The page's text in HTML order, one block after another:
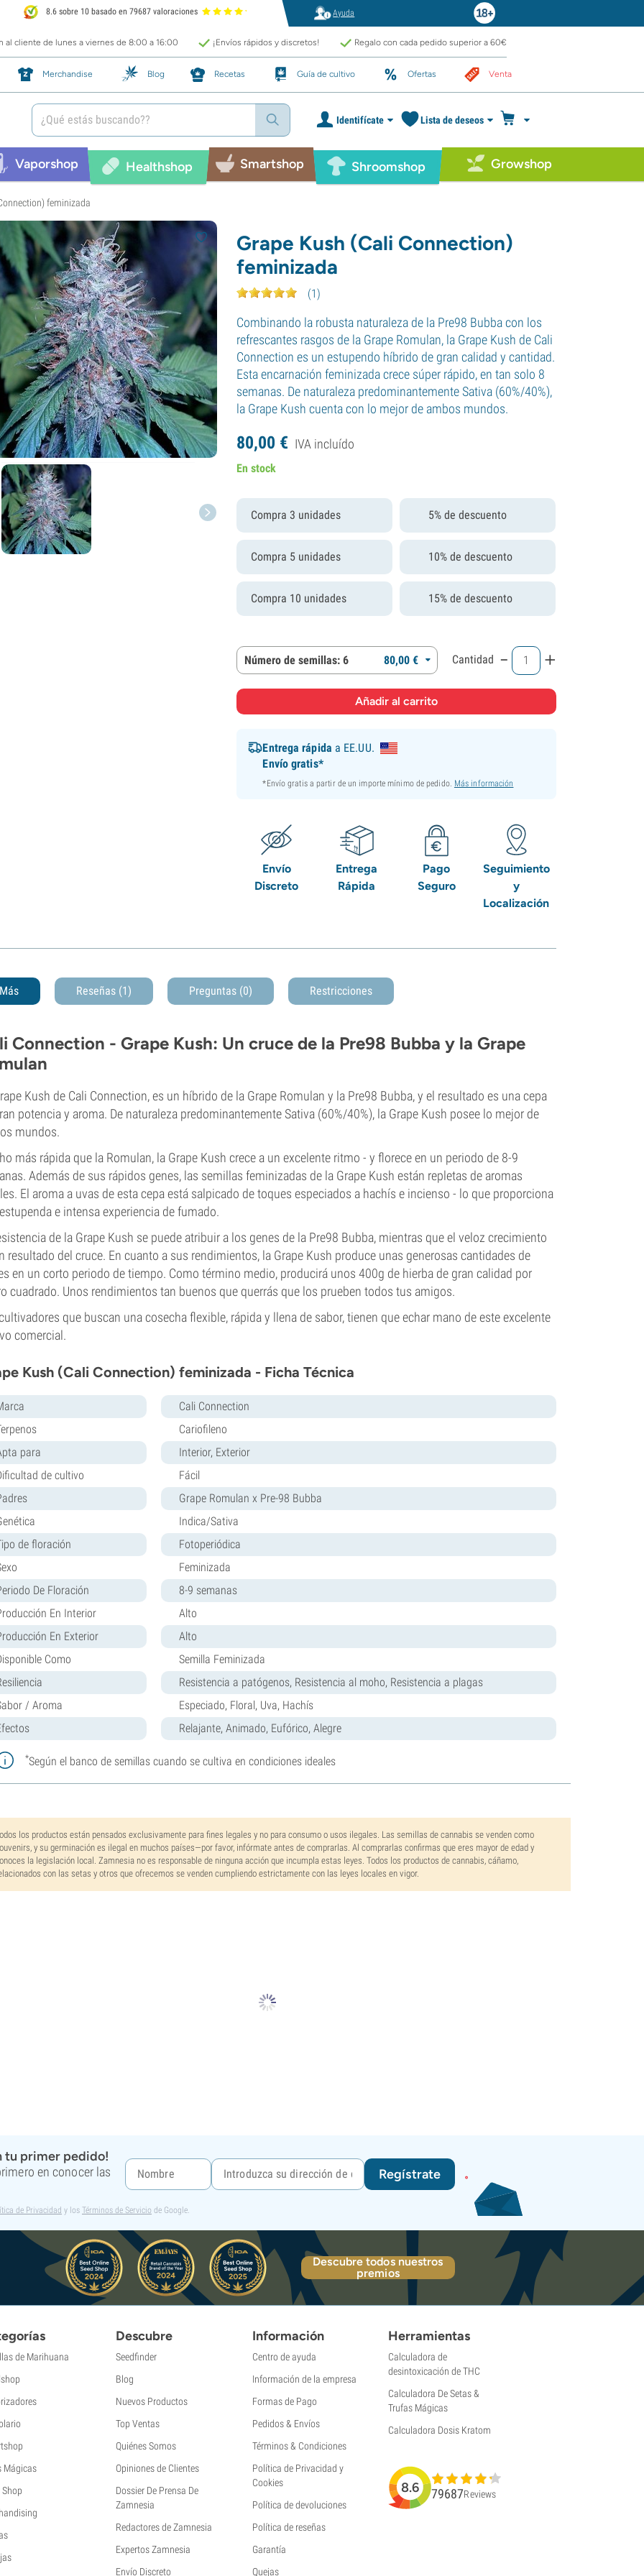
8.6 sobre 10 basado en 79687 valoraciones Ayuda
al cliente de lunes a viernes de 8:00 a 16:00 ¡Envíos rápidos y discretos! Regalo con cada pedido superior a 60€
Merchandise Blog Recetas Guía de cultivo Ofertas Venta
Identifícate Lista de deseos
Vaporshop Healthshop Smartshop Shroomshop Growshop
feminizada
Grape Kush (Cali Connection)
feminizada
(1)
Combinando la robusta naturaleza de la Pre98 Bubba con los
refrescantes rasgos de la Grape Romulan, la Grape Kush de Cali
Connection es un estupendo híbrido de gran calidad y cantidad.
Esta encarnación feminizada crece súper rápido, en tan solo 8
semanas. De naturaleza predominantemente Sativa (60%/40%),
la Grape Kush cuenta con lo mejor de ambos mundos.
80,00 € IVA incluído
En stock
Compra 3 unidades 5% de descuento
Compra 5 unidades 10% de descuento
Compra 10 unidades 15% de descuento
Número de semillas: 6 80,00 € Cantidad - +
Entrega rápida a EE.UU.
Envío gratis*
*Envío gratis a partir de un importe mínimo de pedido. Más información
Envío
Discreto
Entrega
Rápida
Pago
Seguro
Seguimiento
y
Localización
Más Reseñas (1) Preguntas (0) Restricciones
Connection - Grape Kush: Un cruce de la Pre98 Bubba y la Grape
Kush de Cali Connection, es un híbrido de la Grape Romulan y la Pre98 Bubba, y el resultado es una cepa
potencia y aroma. De naturaleza predominantemente Sativa (60%/40%), la Grape Kush posee lo mejor de
mundos.
más rápida que la Romulan, la Grape Kush crece a un excelente ritmo - y florece en un periodo de 8-9
Además de sus rápidos genes, las semillas feminizadas de la Grape Kush están repletas de aromas
El aroma a uvas de esta cepa está salpicado de toques especiados a hachís e incienso - lo que proporciona
e intensa experiencia de fumado.
de la Grape Kush se puede atribuir a los genes de la Pre98 Bubba, mientras que el veloz crecimiento
resultado del cruce. En cuanto a sus rendimientos, la Grape Kush produce unas generosas cantidades de
en un corto periodo de tiempo. Como término medio, producirá unos 400g de hierba de gran calidad por
cuadrado. Unos rendimientos tan buenos que querrás que los prueben todos tus amigos.
que buscan una cosecha flexible, rápida y llena de sabor, tienen que echar mano de este excelente
comercial.
Kush (Cali Connection) feminizada - Ficha Técnica
Cali Connection
Cariofileno
para
Interior, Exterior
de cultivo
Fácil
Grape Romulan x Pre-98 Bubba
Indica/Sativa
de floración
Fotoperiódica
Feminizada
De Floración
8-9 semanas
En Interior
Alto
En Exterior
Alto
Como
Semilla Feminizada
Resistencia a patógenos, Resistencia al moho, Resistencia a plagas
/ Aroma
Especiado, Floral, Uva, Hachís
Relajante, Animado, Eufórico, Alegre
*Según el banco de semillas cuando se cultiva en condiciones ideales
los productos están pensados exclusivamente para fines legales y no para consumo o usos ilegales. Las semillas de cannabis se venden como
y su germinación es ilegal en muchos países—por favor, infórmate antes de comprarlas. Al comprarlas confirmas que eres mayor de edad y
la legislación local. Zamnesia no es responsable de ninguna acción que incumpla estas leyes. Todos los productos de cannabis, cáñamo,
con las setas y otros que ofrecemos se venden cumpliendo estrictamente con las leyes locales en vigor.
tu primer pedido!
en conocer las
Regístrate
de Privacidad y los Términos de Servicio de Google.
Descubre todos nuestros
premios
de Marihuana
Mágicas
Shop
Descubre
Seedfinder
Blog
Nuevos Productos
Top Ventas
Quiénes Somos
Opiniones de Clientes
Dossier De Prensa De
Zamnesia
Redactores de Zamnesia
Expertos Zamnesia
Envío Discreto
Información
Centro de ayuda
Información de la empresa
Formas de Pago
Pedidos & Envíos
Términos & Condiciones
Política de Privacidad y
Cookies
Política de devoluciones
Política de reseñas
Garantía
Quejas
Herramientas
Calculadora de
desintoxicación de THC
Calculadora De Setas &
Trufas Mágicas
Calculadora Dosis Kratom
8.6 79687Reviews